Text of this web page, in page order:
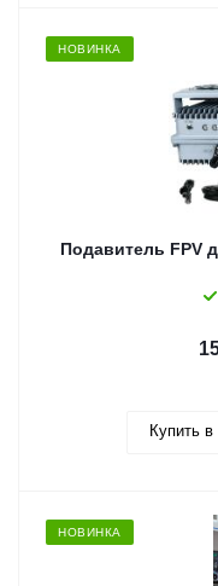
НОВИНКА
Подавитель FPV
Купить в
НОВИНКА